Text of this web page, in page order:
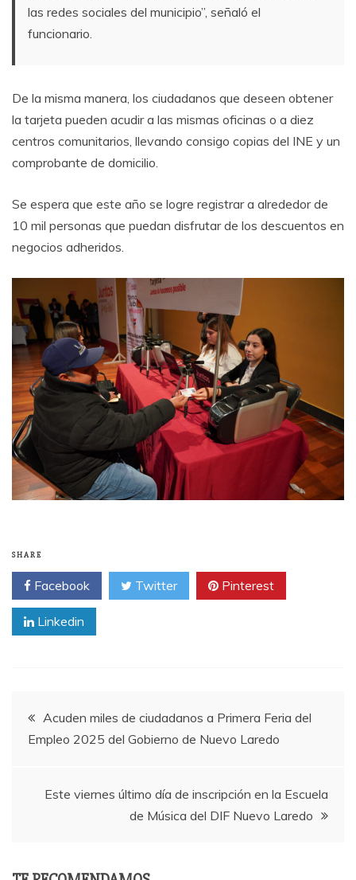
las redes sociales del municipio”, señaló el
funcionario.
De la misma manera, los ciudadanos que deseen obtener
la tarjeta pueden acudir a las mismas oficinas o a diez
centros comunitarios, llevando consigo copias del INE y un
comprobante de domicilio.
Se espera que este año se logre registrar a alrededor de
10 mil personas que puedan disfrutar de los descuentos en
negocios adheridos.
SHARE
Facebook Twitter Pinterest
Linkedin
Post
navigation
Acuden miles de ciudadanos a Primera Feria del
Empleo 2025 del Gobierno de Nuevo Laredo
Este viernes último día de inscripción en la Escuela
de Música del DIF Nuevo Laredo